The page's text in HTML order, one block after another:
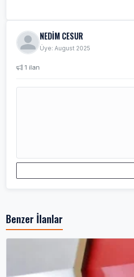
NEDİM CESUR
Üye: August 2025
1 ilan
Benzer İlanlar